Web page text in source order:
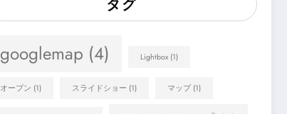
タグ
googlemap (4) Lightbox (1)
オープン (1) スライドショー (1) マップ(1)